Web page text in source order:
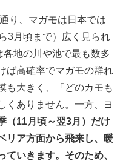
り、マガモは日本では
3月頃まで）広く見られ
地の川や池で最も数多
ば高確率でマガモの群れ
も大きく、「どのカモも
くありません。一方、ヨ
（11月頃～翌3月）だけ
リア方面から飛来し、暖
いきます。そのため、